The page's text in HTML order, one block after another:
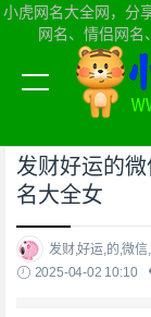
小虎网名大全网，分
网名、情侣网名
当前位置：小虎网
发财好运的
名大全女
发财,好运,的,微
2025-04-02 10:10